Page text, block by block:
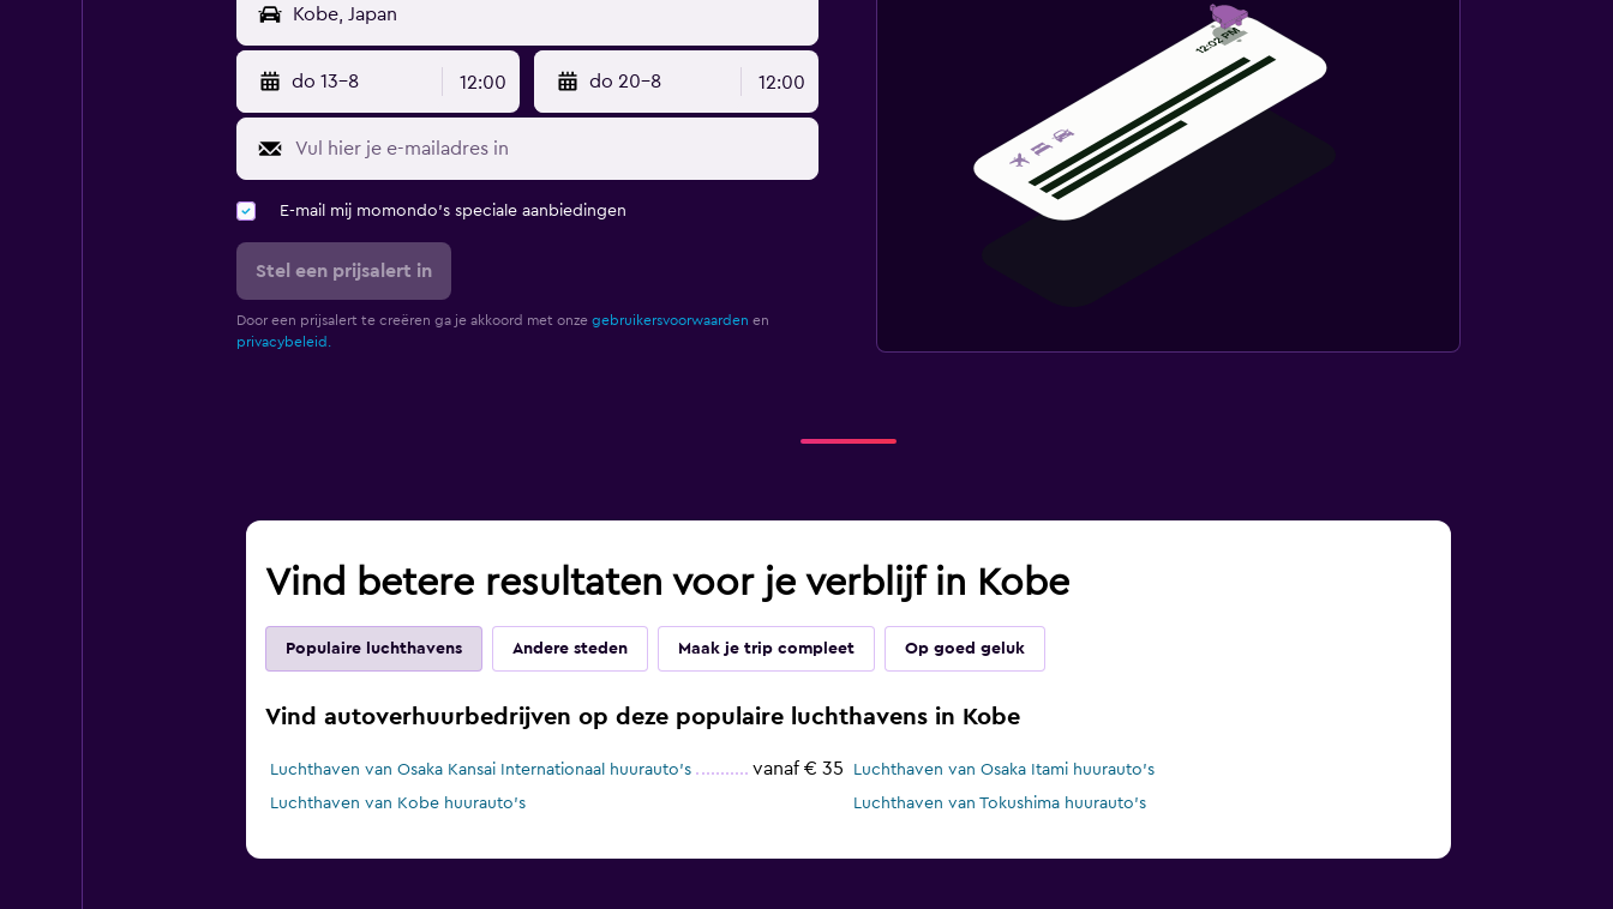
do 13-8 12:00 do 20-8 12:00
E-mail mij momondo's speciale aanbiedingen
Stel een prijsalert in
Door een prijsalert te creëren ga je akkoord met onze gebruikersvoorwaarden en
privacybeleid.
Vind betere resultaten voor je verblijf in Kobe
Populaire luchthavens Andere steden Maak je trip compleet Op goed geluk
Vind autoverhuurbedrijven op deze populaire luchthavens in Kobe
Luchthaven van Osaka Kansai Internationaal huurauto's vanaf € 35
Luchthaven van Osaka Itami huurauto's
Luchthaven van Kobe huurauto's
Luchthaven van Tokushima huurauto's